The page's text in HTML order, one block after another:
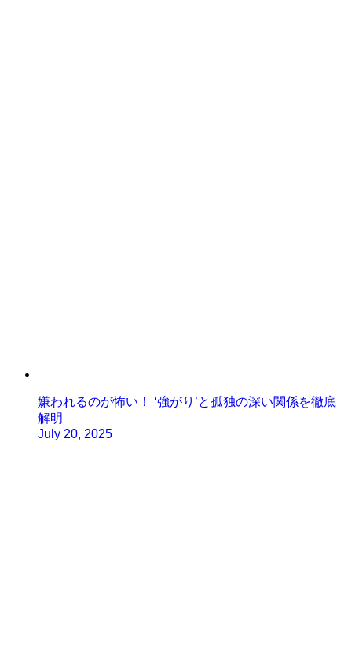
嫌われるのが怖い！ ‘強がり’と孤独の深い関係を徹底
解明
July 20, 2025